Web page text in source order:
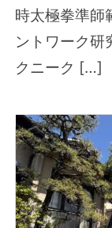
時太極拳準師
ントワーク研
クニーク […]